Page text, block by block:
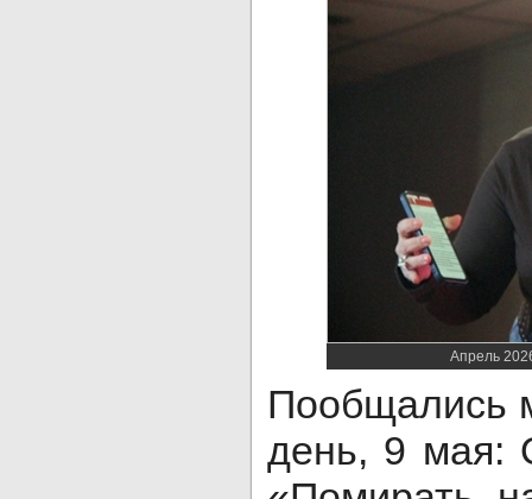
Апрель
Пообщались
день, 9 мая: